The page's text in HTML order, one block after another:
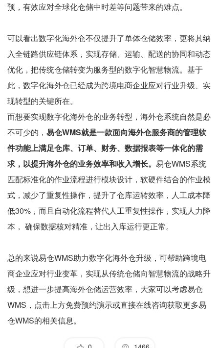
预，有效应对全球化仓储中时差等问题带来的难点。
可以看出数字化海外仓不仅提升了单体仓储效率，更将其纳
入全链路供应链体系，实现存储、运输、配送的协同和动态
优化，把传统仓储转变为服务型的数字化智慧物流。基于
此，数字化海外仓已经成为跨境电商企业应对行业升级、实
现转型的关键所在。
而想要实现数字化海外仓的业务转型，海外仓系统自然是必
不可少的， 易仓WMS就是一款面向海外仓服务商的管理软
件功能上满足仓库、订单、财务、数据报表等一体化的需
求，以提升海外仓的业务效率和收入增长。 易仓WMS系统
匹配标准化的作业流程进行模块设计，软硬件结合的作业模
式，减少了重复性操作，提升了仓库运转效率，人工成本降
低30%，而且自动化流程替代人工重复性操作，实现人力降
本， 确保数据核对精准，让出入库运行更正常。
总的来说易仓WMS助力数字化海外仓升级，可帮助跨境电
商企业应对行业变革，实现从传统仓储向智慧物流的战略升
级，想进一步提高海外仓储运营效率，大家可以考虑易仓
WMS，点击上方免费预约演示或直接在线咨询获取更多易
仓WMS的相关信息。